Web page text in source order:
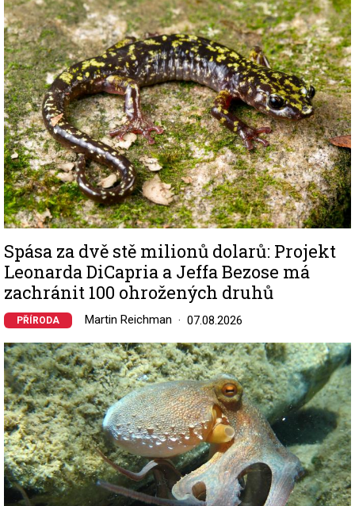
Image
Spása za dvě stě milionů dolarů: Projekt
Leonarda DiCapria a Jeffa Bezose má
zachránit 100 ohrožených druhů
PŘÍRODA Martin Reichman 07.08.2026
Image